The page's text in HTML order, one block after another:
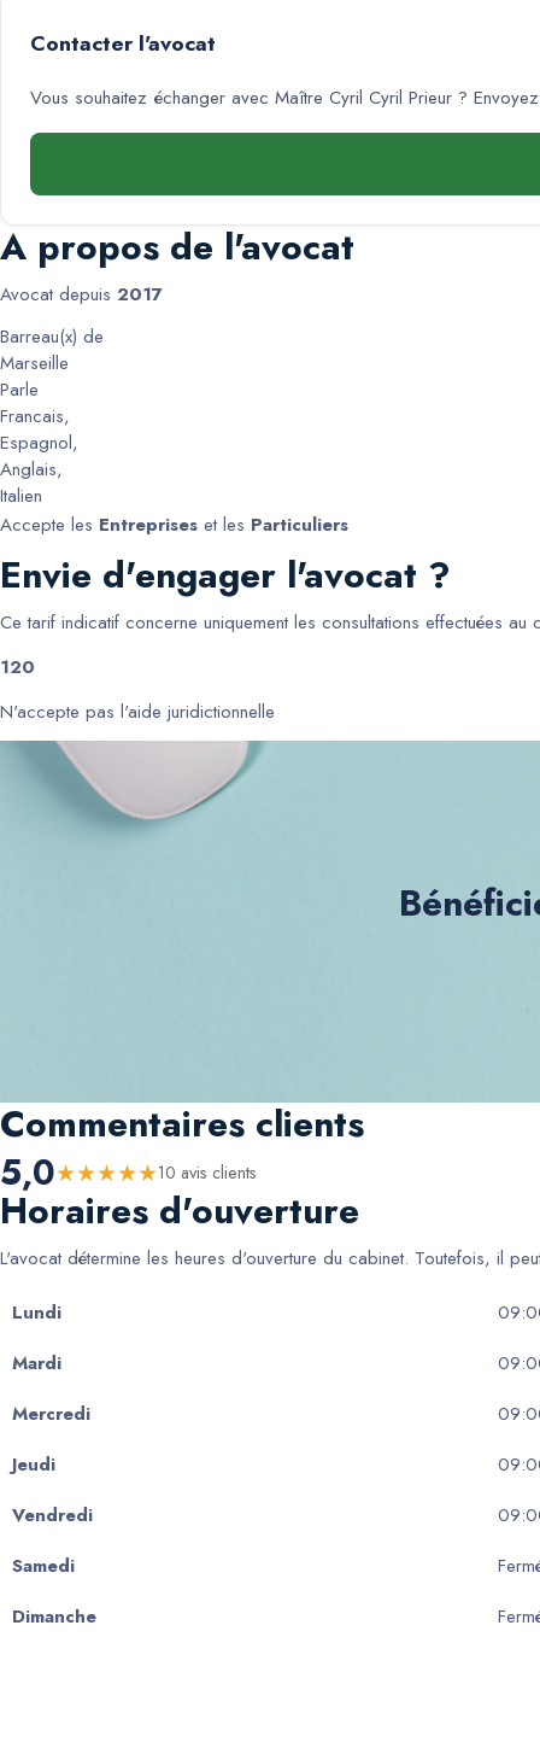
Contacter l'avocat
Vous souhaitez échanger avec Maître Cyril Cyril Prieur ?
A propos de l'avocat
Avocat depuis 2017
Barreau(x) de
Marseille
Parle
Francais,
Espagnol,
Anglais,
Italien
Accepte les Entreprises et les Particuliers
Envie d'engager l'avocat ?
Ce tarif indicatif concerne uniquement les consultations effectuées
120
N'accepte pas l'aide juridictionnelle
Commentaires clients
5,0★★★★★10 avis clients
Horaires d'ouverture
L'avocat détermine les heures d'ouverture du cabinet. Toutefois, il
Lundi
Mardi
Mercredi
Jeudi
Vendredi
Samedi
Dimanche